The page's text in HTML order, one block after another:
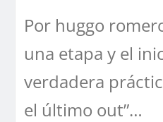
Por huggo
una etapa y el
verdadera
el último out”…